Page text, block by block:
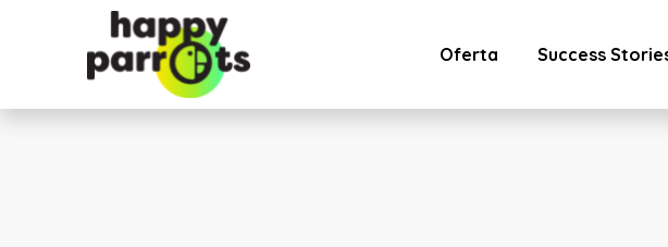
Oferta Success